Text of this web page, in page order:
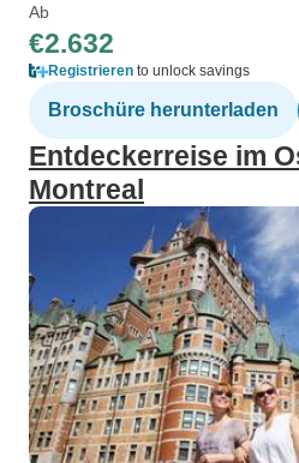
Ab
€2.632
Registrieren to unlock savings
Broschüre herunterladen
Entdeckerreise im
Montreal